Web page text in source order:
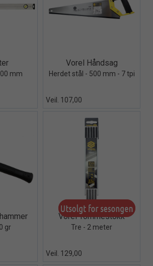
View+
mm
Quick View+
Vorel Håndsag
Herdet stål - 500 mm - 7 tpi
Veil. 107,00
View+
gr
Quick View+
Vorel Tommestokk
Tre - 2 meter
Veil. 129,00